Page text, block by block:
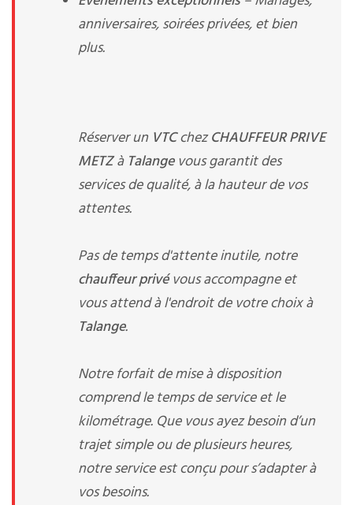
anniversaires, soirées privées, et bien
plus.
Réserver un VTCchezCHAUFFEUR PRIVE
METZà Talangevous garantit des
services de qualité, à la hauteur de vos
attentes.
Pas de temps d'attente inutile, notre
chauffeur privévous accompagne et
vous attend à l'endroit de votre choix à
Talange.
Notre forfait de mise à disposition
comprend le temps de service et le
kilométrage. Que vous ayez besoin d’un
trajet simple ou de plusieurs heures,
notre service est conçu pour s’adapter à
vos besoins.